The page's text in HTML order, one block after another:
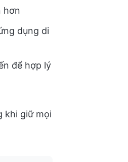
hơn
dụng di
để hợp lý
khi giữ mọi